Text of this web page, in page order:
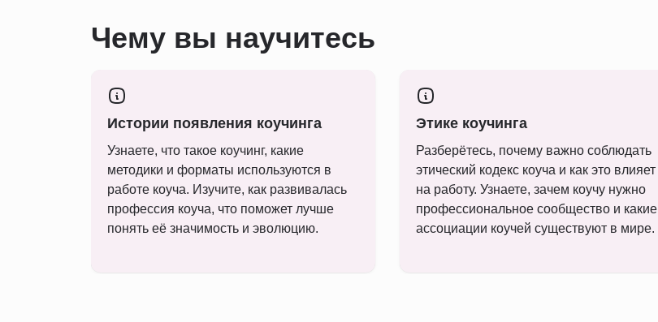
Чему вы научитесь
Истории появления коучинга
Узнаете, что такое коучинг, какие
методики и форматы используются в
работе коуча. Изучите, как развивалась
профессия коуча, что поможет лучше
понять её значимость и эволюцию.
Этике коучинга
Разберётесь, почему важно соблюдать
этический кодекс коуча и как это влияет
на работу. Узнаете, зачем коучу нужно
профессиональное сообщество и какие
ассоциации коучей существуют в мире.